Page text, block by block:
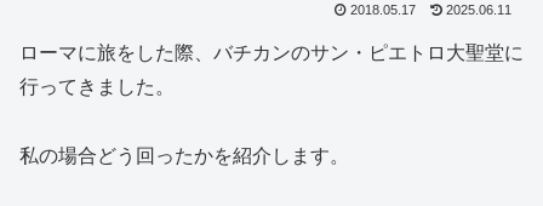
2018.05.17 2025.06.11
ローマに旅をした際、バチカンのサン・ピエトロ大聖堂に
行ってきました。
私の場合どう回ったかを紹介します。